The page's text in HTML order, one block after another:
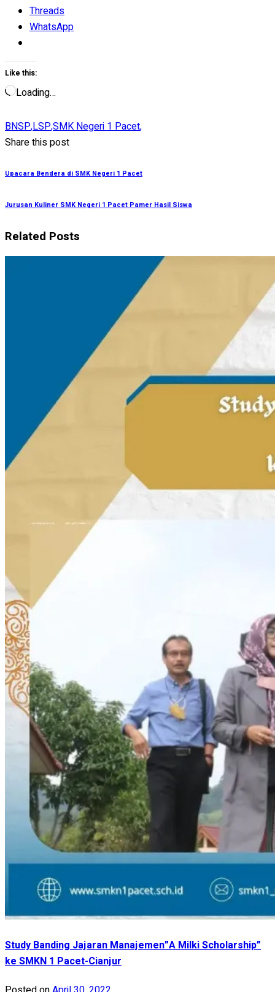
Threads
WhatsApp
Like this:
Loading…
BNSP,LSP,SMK Negeri 1 Pacet,
Share this post
Upacara Bendera di SMK Negeri 1 Pacet
Jurusan Kuliner SMK Negeri 1 Pacet Pamer Hasil Siswa
Related Posts
Study Banding Jajaran Manajemen”A Milki Scholarship”
ke SMKN 1 Pacet-Cianjur